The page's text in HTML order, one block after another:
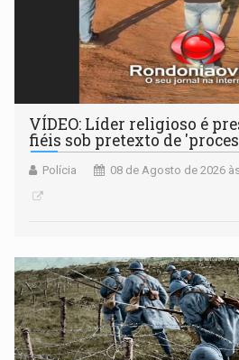
VÍDEO: Líder religioso é
fiéis sob pretexto de
Polícia 08 de Agosto de 2026